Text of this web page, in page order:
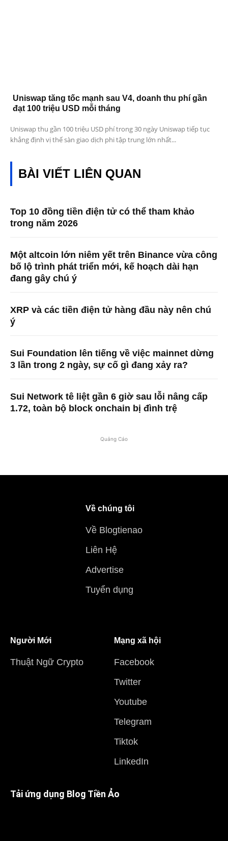
Uniswap tăng tốc mạnh sau V4, doanh thu phí gần
đạt 100 triệu USD mỗi tháng
Uniswap thu gần 100 triệu USD phí trong 30 ngày Uniswap tiếp tục
khẳng định vị thế sàn giao dịch phi tập trung lớn nhất...
BÀI VIẾT LIÊN QUAN
Top 10 đồng tiền điện tử có thể tham khảo
trong năm 2026
Một altcoin lớn niêm yết trên Binance vừa công
bố lộ trình phát triển mới, kế hoạch dài hạn
đang gây chú ý
XRP và các tiền điện tử hàng đầu này nên chú
ý
Sui Foundation lên tiếng về việc mainnet dừng
3 lần trong 2 ngày, sự cố gì đang xảy ra?
Sui Network tê liệt gần 6 giờ sau lỗi nâng cấp
1.72, toàn bộ block onchain bị đình trệ
Quảng Cáo
Về chúng tôi
Về Blogtienao
Liên Hệ
Advertise
Tuyển dụng
Người Mới
Thuật Ngữ Crypto
Mạng xã hội
Facebook
Twitter
Youtube
Telegram
Tiktok
LinkedIn
Tải ứng dụng Blog Tiền Ảo